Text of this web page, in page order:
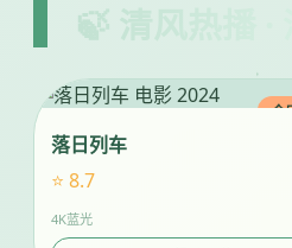
🍃 清风热播 ·
今
落日列车
⭐ 8.7
4K蓝光